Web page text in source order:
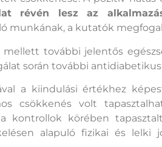
révén lesz az
munkának, a kutatók
további jelentős
során további
a kiindulási értékhez
csökkenés volt
a kontrollok körében
alapuló fizikai és